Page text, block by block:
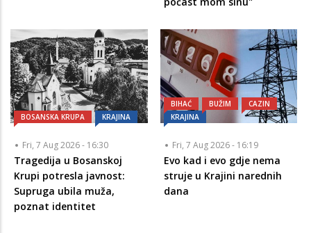
BOSANSKA KRUPA KRAJINA
Fri, 7 Aug 2026 - 16:30
Tragedija u Bosanskoj
Krupi potresla javnost:
Supruga ubila muža,
poznat identitet
BIHAĆ BUŽIM
CAZIN
KRAJINA
Fri, 7 Aug 2026 - 16:19
Evo kad i evo gdje nema
struje u Krajini narednih
dana